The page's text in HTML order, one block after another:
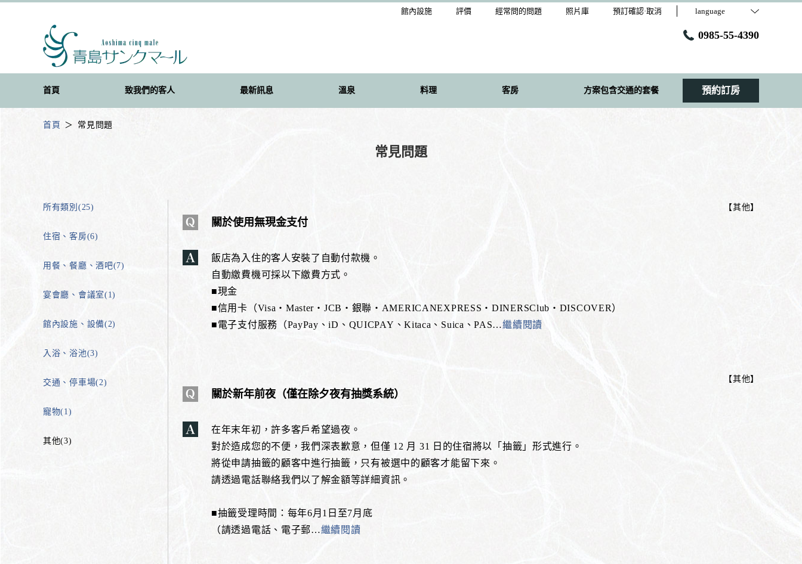
館內設施 評價 經常問的問題 照片庫 預訂確認·取消 language
0985-55-4390
首頁 致我們的客人 最新訊息 溫泉 料理 客房 方案包含交通的套餐 預約訂房
首頁 常見問題
常見問題
所有類別(25)
住宿、客房(6)
用餐、餐廳、酒吧(7)
宴會廳、會議室(1)
館內設施、設備(2)
入浴、浴池(3)
交通、停車場(2)
寵物(1)
其他(3)
【其他】
關於使用無現金支付
飯店為入住的客人安裝了自動付款機。
自動繳費機可採以下繳費方式。
■現金
■信用卡（Visa・Master・JCB・銀聯・AMERICANEXPRESS・DINERSClub・DISCOVER）
■電子支付服務（PayPay、iD、QUICPAY、Kitaca、Suica、PAS…繼續閱讀
【其他】
關於新年前夜（僅在除夕夜有抽獎系統）
在年末年初，許多客戶希望過夜。
對於造成您的不便，我們深表歉意，但僅 12 月 31 日的住宿將以「抽籤」形式進行。
將從申請抽籤的顧客中進行抽籤，只有被選中的顧客才能留下來。
請透過電話聯絡我們以了解金額等詳細資訊。
■抽籤受理時間：每年6月1日至7月底
（請透過電話、電子郵…繼續閱讀